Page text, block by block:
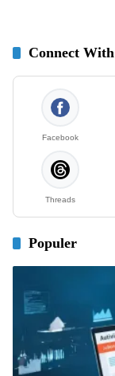
Connect
Facebook
Threads
Populer